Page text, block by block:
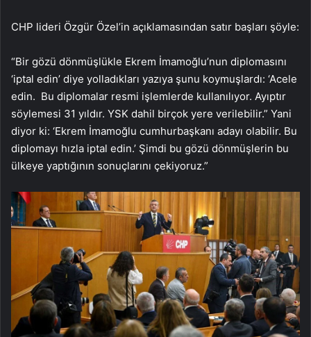
CHP lideri Özgür Özel’in açıklamasından satır başları şöyle:
“Bir gözü dönmüşlükle Ekrem İmamoğlu’nun diplomasını
‘iptal edin’ diye yolladıkları yazıya şunu koymuşlardı: ‘Acele
edin. Bu diplomalar resmi işlemlerde kullanılıyor. Ayıptır
söylemesi 31 yıldır. YSK dahil birçok yere verilebilir.” Yani
diyor ki: ‘Ekrem İmamoğlu cumhurbaşkanı adayı olabilir. Bu
diplomayı hızla iptal edin.’ Şimdi bu gözü dönmüşlerin bu
ülkeye yaptığının sonuçlarını çekiyoruz.”